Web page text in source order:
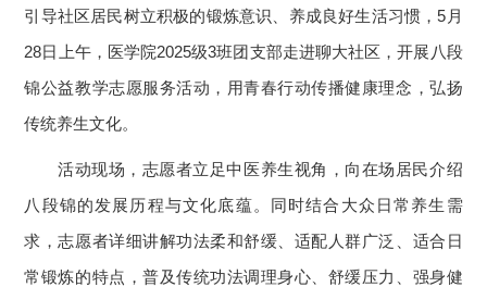
引导社区居民树立积极的锻炼意识、养成良好生活习惯，5月
28日上午，医学院2025级3班团支部走进聊大社区，开展八段
锦公益教学志愿服务活动，用青春行动传播健康理念，弘扬
传统养生文化。
活动现场，志愿者立足中医养生视角，向在场居民介绍
八段锦的发展历程与文化底蕴。同时结合大众日常养生需
求，志愿者详细讲解功法柔和舒缓、适配人群广泛、适合日
常锻炼的特点，普及传统功法调理身心、舒缓压力、强身健